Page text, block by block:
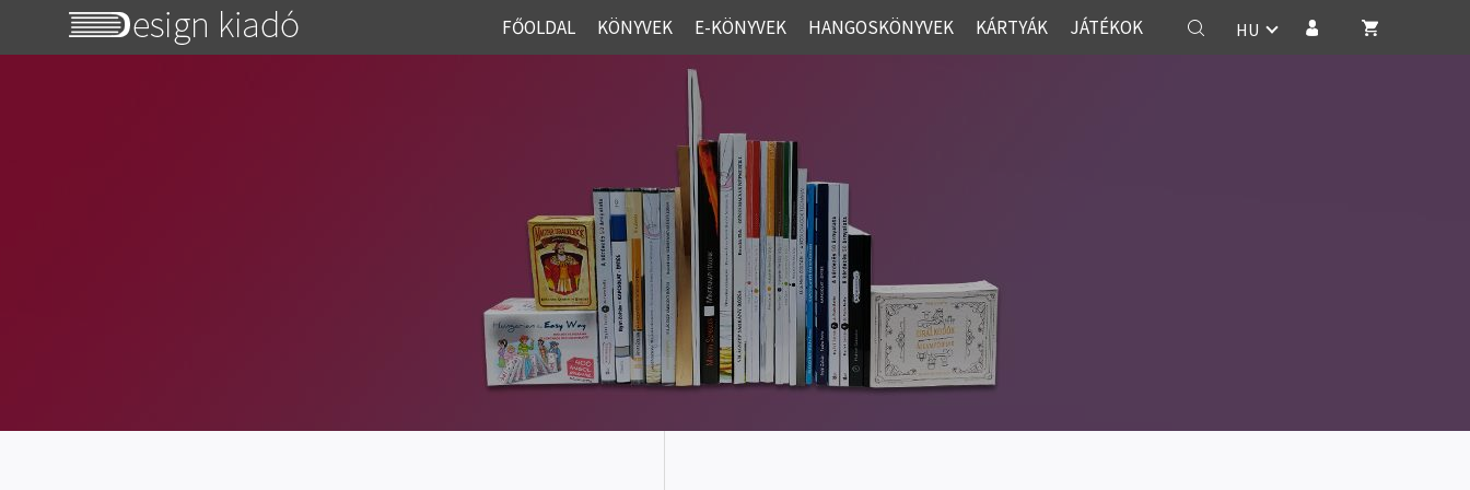
FŐOLDAL KÖNYVEK E-KÖNYVEK HANGOSKÖNYVEK KÁRTYÁK JÁTÉKOK HU